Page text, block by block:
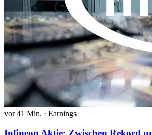
vor 41 Min. · Earnings